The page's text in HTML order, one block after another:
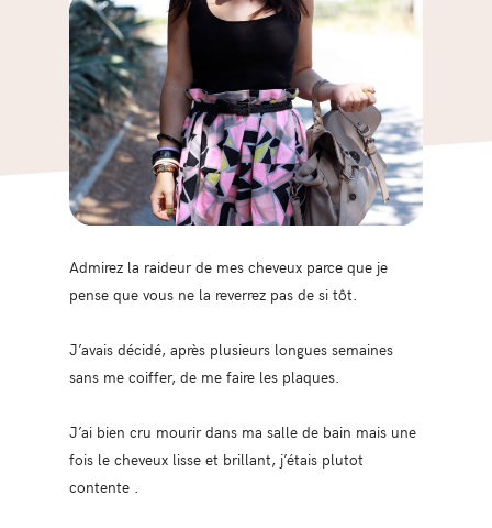
Admirez la raideur de mes cheveux parce que je
pense que vous ne la reverrez pas de si tôt.
J’avais décidé, après plusieurs longues semaines
sans me coiffer, de me faire les plaques.
J’ai bien cru mourir dans ma salle de bain mais une
fois le cheveux lisse et brillant, j’étais plutot
contente .